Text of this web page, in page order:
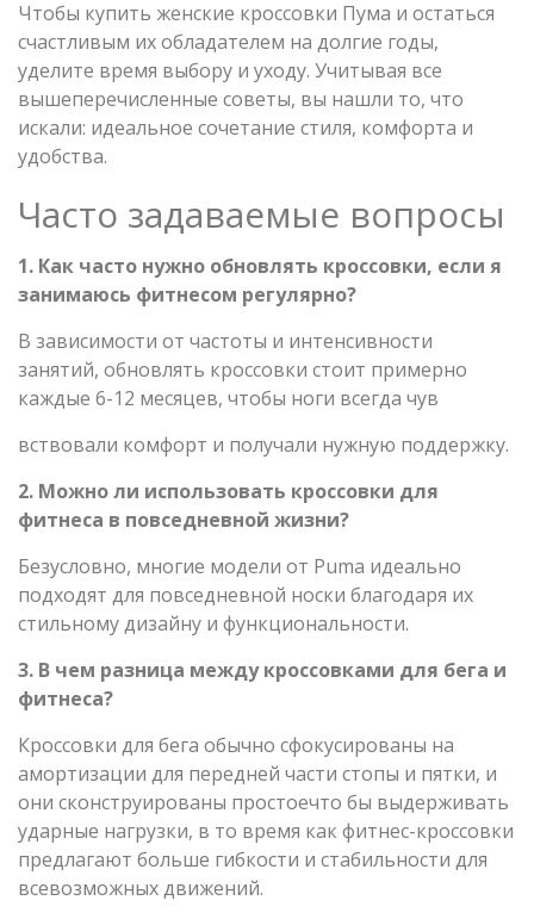
Чтобы купить женские кроссовки Пума и остаться
счастливым их обладателем на долгие годы,
уделите время выбору и уходу. Учитывая все
вышеперечисленные советы, вы нашли то, что
искали: идеальное сочетание стиля, комфорта и
удобства.
Часто задаваемые вопросы
1. Как часто нужно обновлять кроссовки, если я
занимаюсь фитнесом регулярно?
В зависимости от частоты и интенсивности
занятий, обновлять кроссовки стоит примерно
каждые 6-12 месяцев, чтобы ноги всегда чув
вствовали комфорт и получали нужную поддержку.
2. Можно ли использовать кроссовки для
фитнеса в повседневной жизни?
Безусловно, многие модели от Puma идеально
подходят для повседневной носки благодаря их
стильному дизайну и функциональности.
3. В чем разница между кроссовками для бега и
фитнеса?
Кроссовки для бега обычно сфокусированы на
амортизации для передней части стопы и пятки, и
они сконструированы простоечто бы выдерживать
ударные нагрузки, в то время как фитнес-кроссовки
предлагают больше гибкости и стабильности для
всевозможных движений.